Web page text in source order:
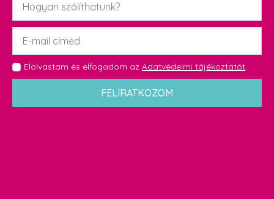
Email
GDPR
*
Elolvastam és elfogadom az Adatvédelmi tájékoztatót.
FELIRATKOZOM